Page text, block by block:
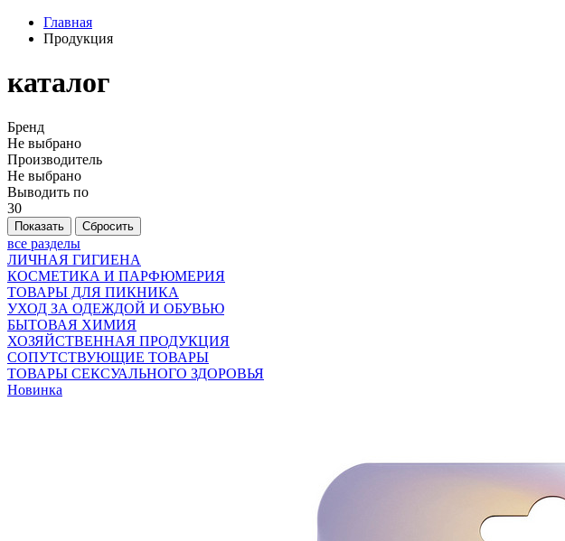
Главная
Продукция
каталог
Бренд
Не выбрано
Производитель
Не выбрано
Выводить по
30
все разделы
ЛИЧНАЯ ГИГИЕНА
КОСМЕТИКА И ПАРФЮМЕРИЯ
ТОВАРЫ ДЛЯ ПИКНИКА
УХОД ЗА ОДЕЖДОЙ И ОБУВЬЮ
БЫТОВАЯ ХИМИЯ
ХОЗЯЙСТВЕННАЯ ПРОДУКЦИЯ
СОПУТСТВУЮЩИЕ ТОВАРЫ
ТОВАРЫ СЕКСУАЛЬНОГО ЗДОРОВЬЯ
Новинка